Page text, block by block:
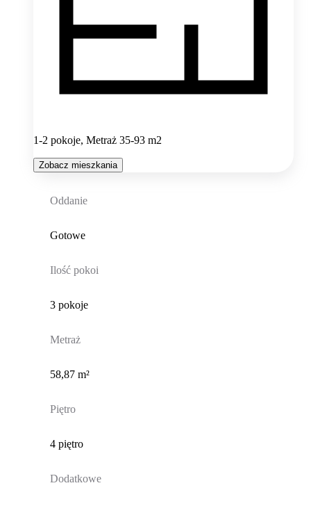
1-2 pokoje, Metraż 35-93 m2
Zobacz mieszkania
Oddanie
Gotowe
Ilość pokoi
3 pokoje
Metraż
58,87 m²
Piętro
4 piętro
Dodatkowe